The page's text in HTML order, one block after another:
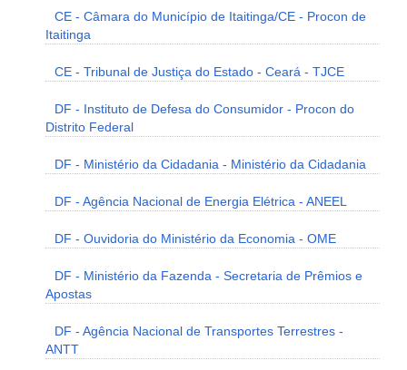
CE - Câmara do Município de Itaitinga/CE - Procon de
Itaitinga
CE - Tribunal de Justiça do Estado - Ceará - TJCE
DF - Instituto de Defesa do Consumidor - Procon do
Distrito Federal
DF - Ministério da Cidadania - Ministério da Cidadania
DF - Agência Nacional de Energia Elétrica - ANEEL
DF - Ouvidoria do Ministério da Economia - OME
DF - Ministério da Fazenda - Secretaria de Prêmios e
Apostas
DF - Agência Nacional de Transportes Terrestres -
ANTT